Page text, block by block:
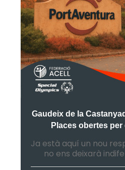
Gaudeix de la
Places obertes
Ja està aquí un nou
no ens deixarà